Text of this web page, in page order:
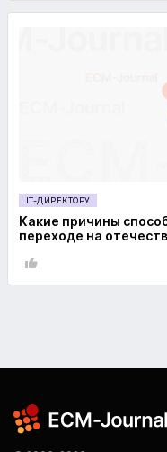
IT-ДИРЕКТОРУ
Какие причины
переходе на